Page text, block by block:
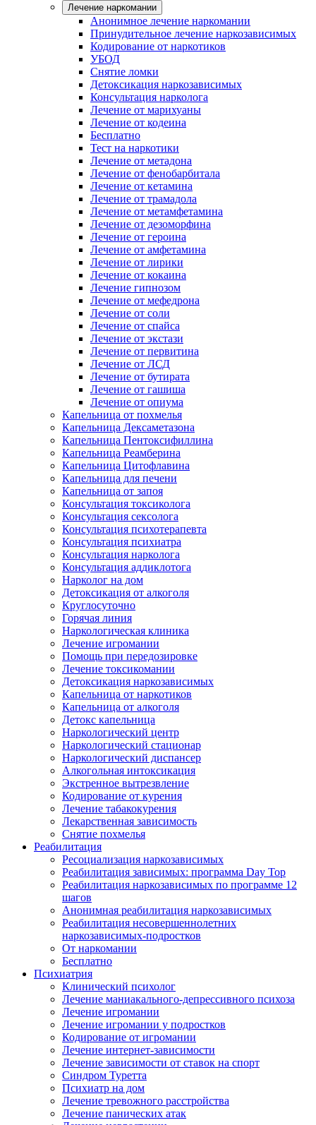
Лечение наркомании
Анонимное лечение наркомании
Принудительное лечение наркозависимых
Кодирование от наркотиков
УБОД
Снятие ломки
Детоксикация наркозависимых
Консультация нарколога
Лечение от марихуаны
Лечение от кодеина
Бесплатно
Тест на наркотики
Лечение от метадона
Лечение от фенобарбитала
Лечение от кетамина
Лечение от трамадола
Лечение от метамфетамина
Лечение от дезоморфина
Лечение от героина
Лечение от амфетамина
Лечение от лирики
Лечение от кокаина
Лечение гипнозом
Лечение от мефедрона
Лечение от соли
Лечение от спайса
Лечение от экстази
Лечение от первитина
Лечение от ЛСД
Лечение от бутирата
Лечение от гашиша
Лечение от опиума
Капельница от похмелья
Капельница Дексаметазона
Капельница Пентоксифиллина
Капельница Реамберина
Капельница Цитофлавина
Капельница для печени
Капельница от запоя
Консультация токсиколога
Консультация сексолога
Консультация психотерапевта
Консультация психиатра
Консультация нарколога
Консультация аддиклотога
Нарколог на дом
Детоксикация от алкоголя
Круглосуточно
Горячая линия
Наркологическая клиника
Лечение игромании
Помощь при передозировке
Лечение токсикомании
Детоксикация наркозависимых
Капельница от наркотиков
Капельница от алкоголя
Детокс капельница
Наркологический центр
Наркологический стационар
Наркологический диспансер
Алкогольная интоксикация
Экстренное вытрезвление
Кодирование от курения
Лечение табакокурения
Лекарственная зависимость
Снятие похмелья
Реабилитация
Ресоциализация наркозависимых
Реабилитация зависимых: программа Day Top
Реабилитация наркозависимых по программе 12
шагов
Анонимная реабилитация наркозависимых
Реабилитация несовершеннолетних
наркозависимых-подростков
От наркомании
Бесплатно
Психиатрия
Клинический психолог
Лечение маниакального-депрессивного психоза
Лечение игромании
Лечение игромании у подростков
Кодирование от игромании
Лечение интернет-зависимости
Лечение зависимости от ставок на спорт
Синдром Туретта
Психиатр на дом
Лечение тревожного расстройства
Лечение панических атак